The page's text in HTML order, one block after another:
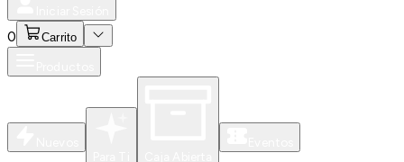
0 Carrito